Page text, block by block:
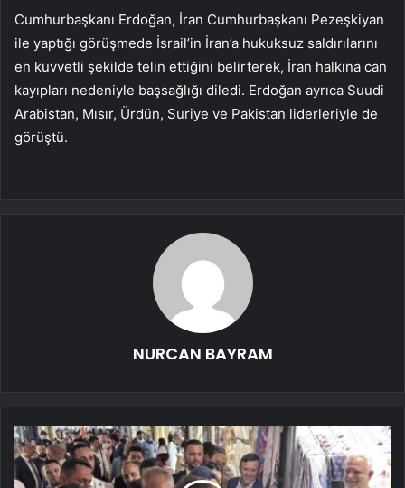
Cumhurbaşkanı Erdoğan, İran Cumhurbaşkanı Pezeşkiyan
ile yaptığı görüşmede İsrail’in İran’a hukuksuz saldırılarını
en kuvvetli şekilde telin ettiğini belirterek, İran halkına can
kayıpları nedeniyle başsağlığı diledi. Erdoğan ayrıca Suudi
Arabistan, Mısır, Ürdün, Suriye ve Pakistan liderleriyle de
görüştü.
NURCAN BAYRAM